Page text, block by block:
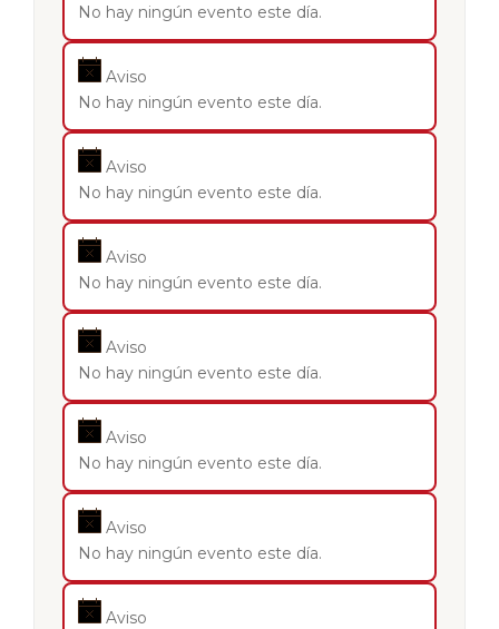
No hay ningún evento este día.
Aviso
No hay ningún evento este día.
Aviso
No hay ningún evento este día.
Aviso
No hay ningún evento este día.
Aviso
No hay ningún evento este día.
Aviso
No hay ningún evento este día.
Aviso
No hay ningún evento este día.
Aviso